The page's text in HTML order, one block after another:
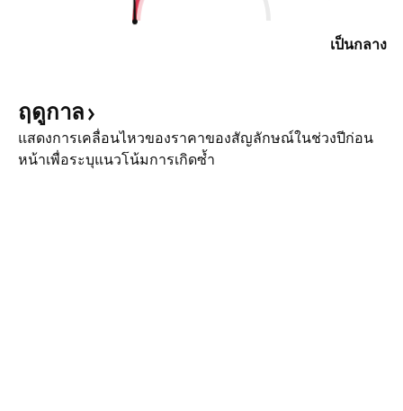
เป็นกลาง
ฤดูกาล
แสดงการเคลื่อนไหวของราคาของสัญลักษณ์ในช่วงปีก่อน
หน้าเพื่อระบุแนวโน้มการเกิดซ้ำ